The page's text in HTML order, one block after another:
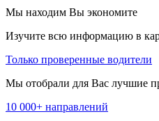
Мы находим Вы экономите
Изучите всю информацию в
Только проверенные водители
Мы отобрали для Вас лучшие
10 000+ направлений